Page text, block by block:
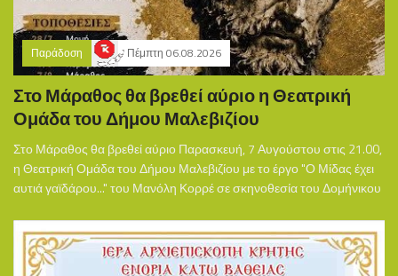
Παράδοση Πέμπτη 06.08.2026
Στο Μάραθος θα βρεθεί αύριο η Θεατρική
Ομάδα του Δήμου Μαλεβιζίου
Στο Μάραθος θα βρεθεί αύριο Παρασκευή, 7 Αυγούστου στις 21.00,
η Θεατρική Ομάδα του Δήμου Μαλεβιζίου με το έργο "Ο Μίδας έχει
αυτιά γαϊδάρου..." του Μανόλη Κορρέ σε σκηνοθεσία του Δομήνικου